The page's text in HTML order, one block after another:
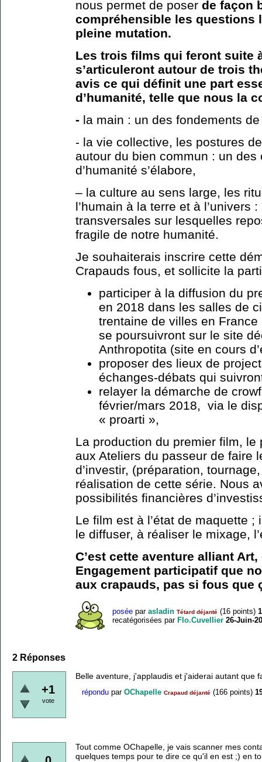
nous permet de poser de façon
compréhensible les questions
pleine mutation.
Les trois films qui feront suite
s’articuleront autour de trois
avis ce qui définit une part
d’humanité, telle que nous la
- la main : un des fondements
- la vie collective, les postures
autour du bien commun : un
d’humanité s’élabore,
– la culture au sens large, les
l’humain à la terre et à l’univers
transversales sur lesquelles
fragile de notre humanité.
Je souhaiterais inscrire cette
Crapauds fous, et sollicite la
participer à la diffusion du
en 2018 dans les salles de
trentaine de villes en
se poursuivront sur le site
Anthropotita (site en cours
proposer des lieux de
échanges-débats qui
relayer la démarche de
février/mars 2018, via le
« proarti »,
La production du premier film,
aux Ateliers du passeur de faire
d’investir, (préparation,
réalisation de cette série. Nous
possibilités financières
Le film est à l’état de maquette
le diffuser, à réaliser le mixage,
C’est cette aventure alliant
Engagement participatif que
aux crapauds, pas si fous que
posée par asladin Tétard déjanté (16 points)
recatégorisées par Flo.Cuvellier 26-Juin-
2 Réponses
+1
vote
Belle aventure, j'applaudis et j'aiderai autant que
répondu par OChapelle Crapaud déjanté (166 points)
Tout comme OChapelle, je vais scanner mes
quelques temps pour te dire ce qu'il en est ;) en